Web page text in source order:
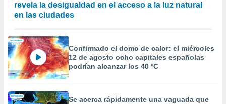
revela la desigualdad en el acceso a la luz natural
en las ciudades
Confirmado el domo de calor: el miércoles
12 de agosto ocho capitales españolas
podrían alcanzar los 40 ºC
Se acerca rápidamente una vaguada que